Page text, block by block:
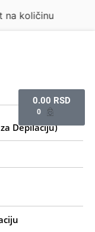
0.00 RSD
0
Depilaciju)